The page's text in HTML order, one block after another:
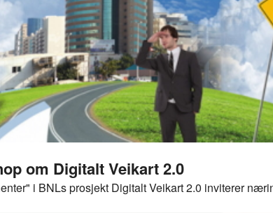
om Digitalt Veikart 2.0
i BNLs prosjekt Digitalt Veikart 2.0 inviterer